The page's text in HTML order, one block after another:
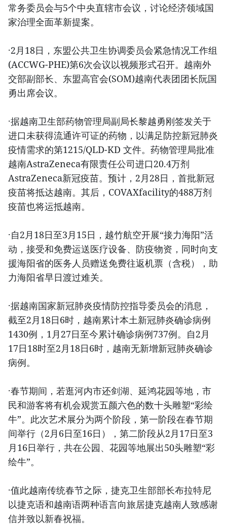
常务委员会与5个中央直辖市会议，讨论经济领域国
家治理全面革新提案。
·2月18日，东盟公共卫生协调委员会紧急情况工作组
(ACCWG-PHE)第6次会议以视频形式召开。越南外
交部副部长、东盟高官会(SOM)越南代表团团长阮国
勇出席会议。
·据越南卫生部药物管理局副局长黎越勇刚签发关于
进口未获得流通许可证的药物，以满足防控新冠肺炎
疫情需求的第1215/QLD-KD 文件。药物管理局批准
越南AstraZeneca有限责任公司进口20.4万剂
AstraZeneca新冠疫苗。预计，2月28日，首批新冠
疫苗将抵达越南。其后，COVAXfacility的488万剂
疫苗也将运抵越南。
·自2月18日至3月15日，越竹航空开展“接力海阳”活
动，接受和免费运送医疗设备、防疫物资，同时向支
援海阳省的医务人员赠送免费往返机票（含税），助
力海阳省早日渡过难关。
·据越南国家新冠肺炎疫情防控指导委员会的消息，
截至2月18日6时，越南累计本土新冠肺炎确诊病例
1430例，1月27日至今累计确诊病例737例。自2月
17日18时至2月18日6时，越南无新增新冠肺炎确诊
病例。
·春节期间，若逛河内市还剑湖、延鸿花园等地，市
民和游客将有机会观赏五颜六色的数十头雕塑“彩绘
牛”。此次艺术展分为两个阶段，第一阶段在春节期
间举行（2月6日至16日），第二阶段从2月17日至3
月16日举行，共在公园、花园等地展出50头雕塑“彩
绘牛”。
·值此越南传统春节之际，捷克卫生部部长布拉特尼
以捷克语和越南语两种语言向旅居捷克越南人致感谢
信并致以新春祝福。